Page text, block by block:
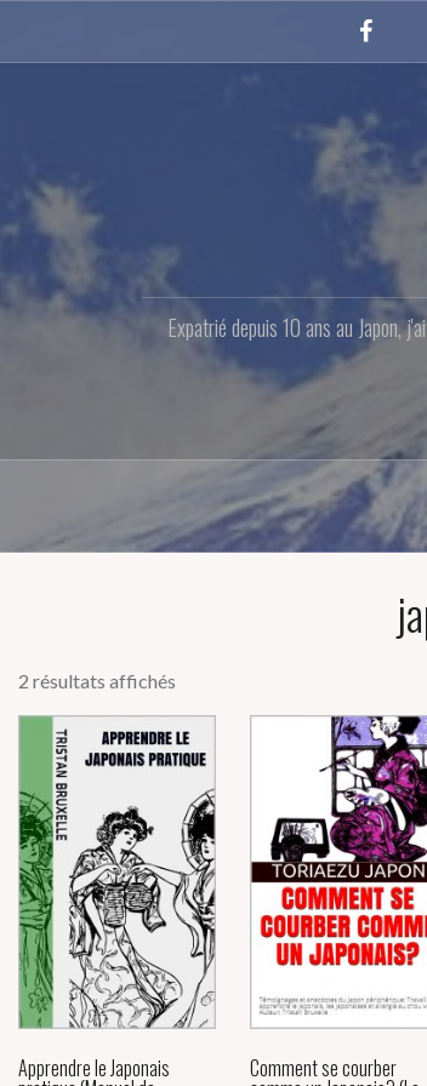
Expatrié depuis 10 ans au Japon,
2 résultats affichés
Apprendre le Japonais Comment se courber